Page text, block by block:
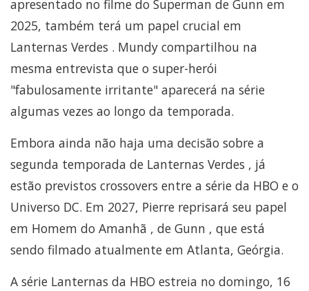
apresentado no filme do Superman de Gunn em
2025, também terá um papel crucial em
Lanternas Verdes . Mundy compartilhou na
mesma entrevista que o super-herói
"fabulosamente irritante" aparecerá na série
algumas vezes ao longo da temporada.
Embora ainda não haja uma decisão sobre a
segunda temporada de Lanternas Verdes , já
estão previstos crossovers entre a série da HBO e o
Universo DC. Em 2027, Pierre reprisará seu papel
em Homem do Amanhã , de Gunn , que está
sendo filmado atualmente em Atlanta, Geórgia.
A série Lanternas da HBO estreia no domingo, 16